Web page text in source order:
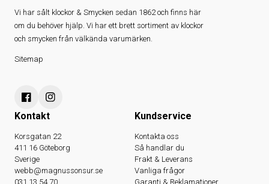
Vi har sålt klockor & Smycken sedan 1862 och finns här
om du behöver hjälp. Vi har ett brett sortiment av klockor
och smycken från välkända varumärken.
Sitemap
Kontakt
Korsgatan 22
411 16 Göteborg
Sverige
webb@magnussonsur.se
031 13 54 70
Kundservice
Kontakta oss
Så handlar du
Frakt & Leverans
Vanliga frågor
Garanti & Reklamationer